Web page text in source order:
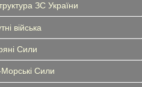
ЗС України
війська
Сили
Морські Сили